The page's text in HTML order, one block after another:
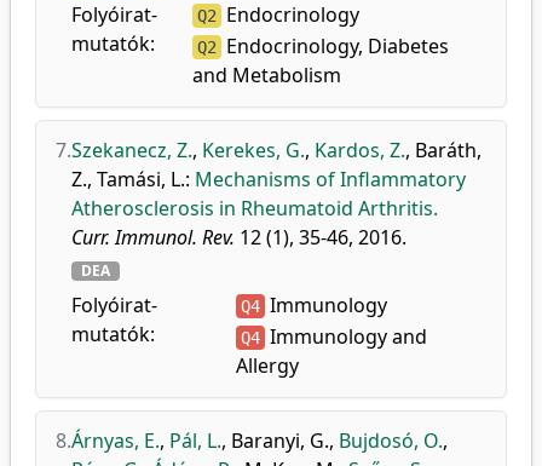
Folyóirat-
mutatók:
Q2 Endocrinology
Q2
Endocrinology, Diabetes
and Metabolism
7.Szekanecz, Z., Kerekes, G., Kardos, Z., Baráth,
Z., Tamási, L.: Mechanisms of Inflammatory
Atherosclerosis in Rheumatoid Arthritis.
Curr. Immunol. Rev. 12 (1), 35-46, 2016.
DEA
Folyóirat-
mutatók:
Q4 Immunology
Q4 Immunology and
Allergy
8.Árnyas, E., Pál, L., Baranyi, G., Bujdosó, O.,